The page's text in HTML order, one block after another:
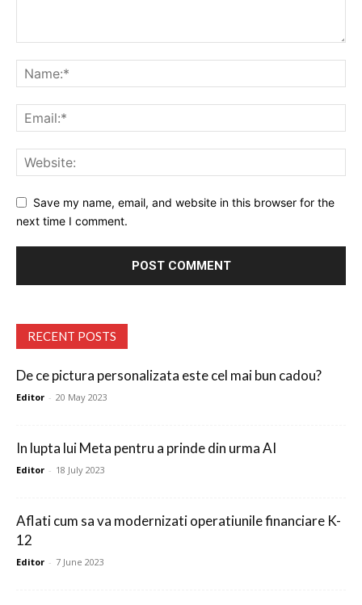
Save my name, email, and website in this browser for the
next time I comment.
RECENT POSTS
De ce pictura personalizata este cel mai bun cadou?
Editor - 20 May 2023
In lupta lui Meta pentru a prinde din urma AI
Editor - 18 July 2023
Aflati cum sa va modernizati operatiunile financiare K-
12
Editor - 7 June 2023